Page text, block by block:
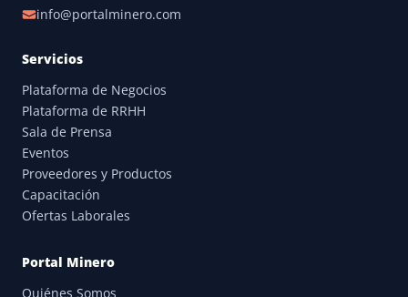
info@portalminero.com
Servicios
Plataforma de Negocios
Plataforma de RRHH
Sala de Prensa
Eventos
Proveedores y Productos
Capacitación
Ofertas Laborales
Portal Minero
Quiénes Somos